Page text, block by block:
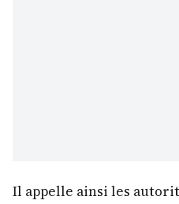
Il appelle ainsi les